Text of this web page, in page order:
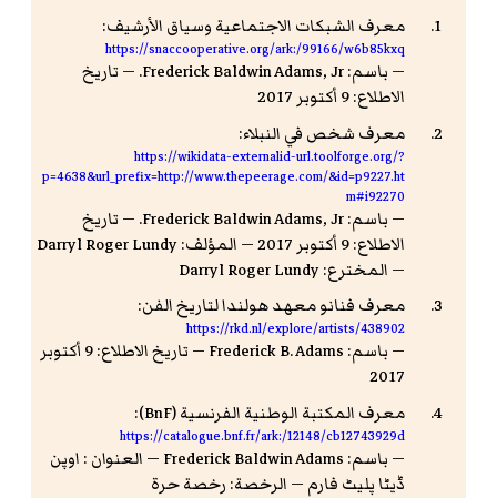
معرف الشبكات الاجتماعية وسياق الأرشيف:
https://snaccooperative.org/ark:/99166/w6b85kxq
— باسم: Frederick Baldwin Adams, Jr. — تاريخ
الاطلاع: 9 أكتوبر 2017
معرف شخص في النبلاء:
https://wikidata-externalid-url.toolforge.org/?
p=4638&url_prefix=http://www.thepeerage.com/&id=p9227.ht
m#i92270
— باسم: Frederick Baldwin Adams, Jr. — تاريخ
الاطلاع: 9 أكتوبر 2017 — المؤلف: Darryl Roger Lundy
— المخترع: Darryl Roger Lundy
معرف فنانو معهد هولندا لتاريخ الفن:
https://rkd.nl/explore/artists/438902
— باسم: Frederick B. Adams — تاريخ الاطلاع: 9 أكتوبر
2017
معرف المكتبة الوطنية الفرنسية (BnF):
https://catalogue.bnf.fr/ark:/12148/cb12743929d
— باسم: Frederick Baldwin Adams — العنوان : اوپن
ڈیٹا پلیٹ فارم — الرخصة: رخصة حرة